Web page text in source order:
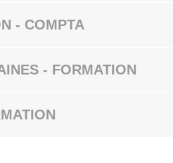
- COMPTA
- FORMATION